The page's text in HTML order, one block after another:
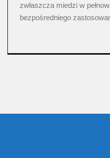
zwłaszcza miedzi w
bezpośredniego